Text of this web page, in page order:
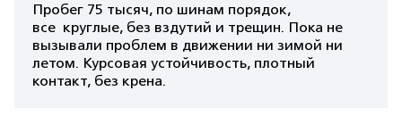
Пробег 75 тысяч, по шинам порядок,
все круглые, без вздутий и трещин. Пока не
вызывали проблем в движении ни зимой ни
летом. Курсовая устойчивость, плотный
контакт, без крена.